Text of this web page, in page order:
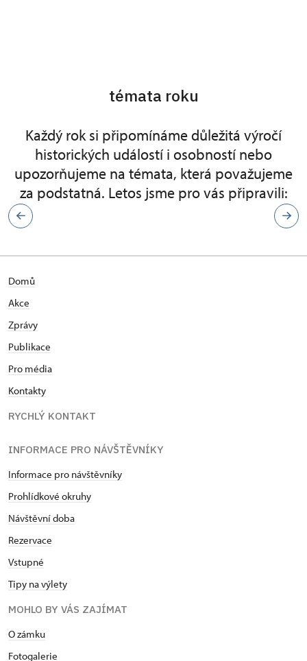
témata roku
Každý rok si připomínáme důležitá výročí
historických událostí i osobností nebo
upozorňujeme na témata, která považujeme
za podstatná. Letos jsme pro vás připravili:
Domů
Akce
Zprávy
Publikace
Pro média
Kontakty
RYCHLÝ KONTAKT
INFORMACE PRO NÁVŠTĚVNÍKY
Informace pro návštěvníky
Prohlídkové okruhy
Návštěvní doba
Rezervace
Vstupné
Tipy na výlety
MOHLO BY VÁS ZAJÍMAT
O zámku
Fotogalerie